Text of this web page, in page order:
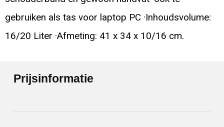
gebruiken als tas voor laptop PC ·Inhoudsvolume:
16/20 Liter ·Afmeting: 41 x 34 x 10/16 cm.
Prijsinformatie